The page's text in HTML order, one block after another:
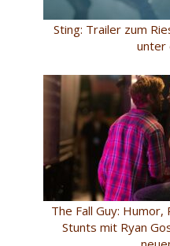
Sting: Trailer zum
unter
The Fall Guy: Humor,
Stunts mit Ryan